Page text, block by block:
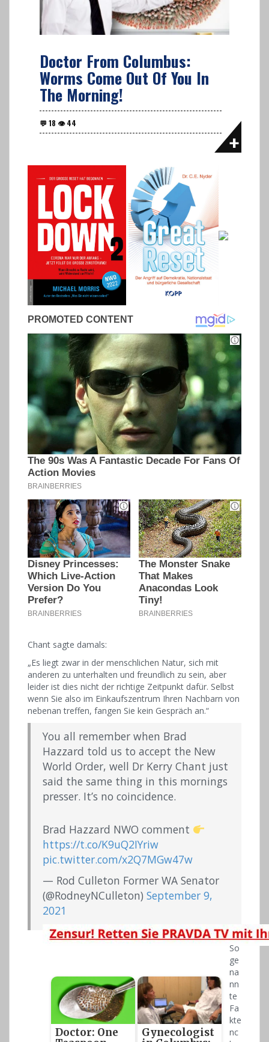
Doctor From Columbus:
Worms Come Out Of You In
The Morning!
Chant sagte damals:
„Es liegt zwar in der menschlichen Natur, sich mit
anderen zu unterhalten und freundlich zu sein, aber
leider ist dies nicht der richtige Zeitpunkt dafür. Selbst
wenn Sie also im Einkaufszentrum Ihren Nachbarn von
nebenan treffen, fangen Sie kein Gespräch an.“
You all remember when Brad
Hazzard told us to accept the New
World Order, well Dr Kerry Chant just
said the same thing in this mornings
presser. It’s no coincidence.
Brad Hazzard NWO comment
https://t.co/K9uQ2IYriw
pic.twitter.com/x2Q7MGw47w
— Rod Culleton Former WA Senator
(@RodneyNCulleton) September 9,
2021
Doctor: One
Gynecologist
So
ge
na
nn
te
Fa
kte
nc